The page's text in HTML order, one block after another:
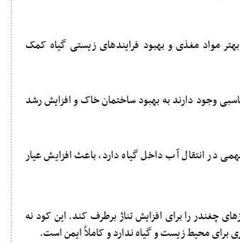
مواد مغذی و بهبود فرایندهای زیستی گیاه کمک
وجود دارند به بهبود ساختمان خاک و افزایش رشد
در انتقال آب داخل گیاه دارد، باعث افزایش عیار
چغندر را برای افزایش تناژ برطرف کند. این کود نه
برای محیط زیست و گیاه ندارد و کاملاً ایمن است.